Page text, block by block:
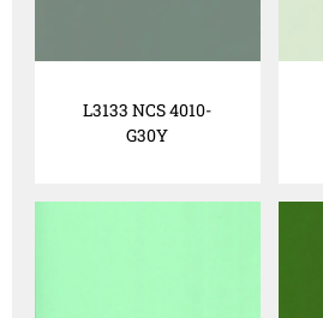
L3133 NCS 4010-
G30Y